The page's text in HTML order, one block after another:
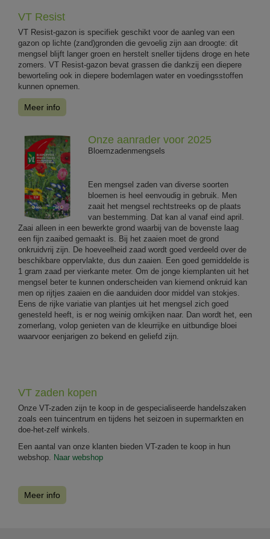
VT Resist
VT Resist-gazon is specifiek geschikt voor de aanleg van een
gazon op lichte (zand)gronden die gevoelig zijn aan droogte: dit
mengsel blijft langer groen en herstelt sneller tijdens droge en hete
zomers. VT Resist-gazon bevat grassen die dankzij een diepere
beworteling ook in diepere bodemlagen water en voedingsstoffen
kunnen opnemen.
Meer info
Onze aanrader voor 2025
Bloemzadenmengsels
Een mengsel zaden van diverse soorten
bloemen is heel eenvoudig in gebruik. Men
zaait het mengsel rechtstreeks op de plaats
van bestemming. Dat kan al vanaf eind april.
Zaai alleen in een bewerkte grond waarbij van de bovenste laag
een fijn zaaibed gemaakt is. Bij het zaaien moet de grond
onkruidvrij zijn. De hoeveelheid zaad wordt goed verdeeld over de
beschikbare oppervlakte, dus dun zaaien. Een goed gemiddelde is
1 gram zaad per vierkante meter. Om de jonge kiemplanten uit het
mengsel beter te kunnen onderscheiden van kiemend onkruid kan
men op rijtjes zaaien en die aanduiden door middel van stokjes.
Eens de rijke variatie van plantjes uit het mengsel zich goed
genesteld heeft, is er nog weinig omkijken naar. Dan wordt het, een
zomerlang, volop genieten van de kleurrijke en uitbundige bloei
waarvoor eenjarigen zo bekend en geliefd zijn.
VT zaden kopen
Onze VT-zaden zijn te koop in de gespecialiseerde handelszaken
zoals een tuincentrum en tijdens het seizoen in supermarkten en
doe-het-zelf winkels.
Een aantal van onze klanten bieden VT-zaden te koop in hun
webshop.
Naar webshop
Meer info